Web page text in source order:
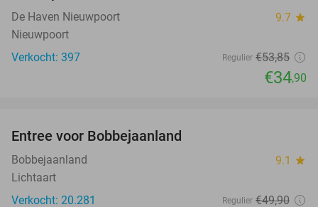
De Haven Nieuwpoort 9.7 star
Nieuwpoort
Verkocht: 397
Regulier €53,85
€34,90
Entree voor Bobbejaanland
Bobbejaanland 9.1 star
Lichtaart
Verkocht: 20.281
Regulier €49,90